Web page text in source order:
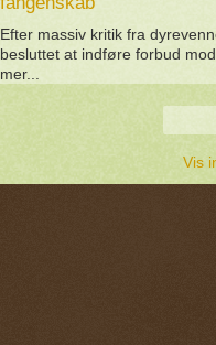
Efter massiv kritik fra
besluttet at indføre forbud
mer...
Vis